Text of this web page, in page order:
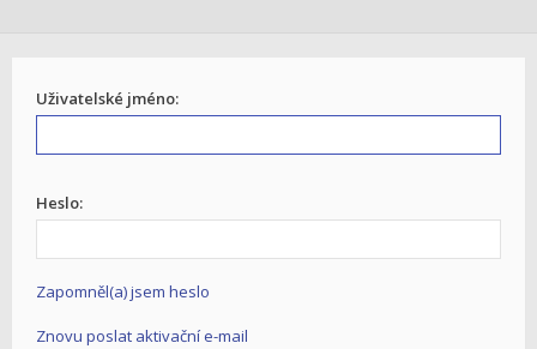
Uživatelské jméno:
Heslo:
Zapomněl(a) jsem heslo
Znovu poslat aktivační e-mail